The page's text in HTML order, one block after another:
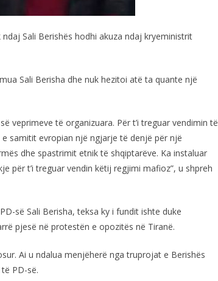
Sali Berishës hodhi akuza ndaj kryeministrit
Sali Berisha dhe nuk hezitoi atë ta quante një
veprimeve të organizuara. Për t’i treguar vendimin të
samitit evropian një ngjarje të denjë për një
dhe spastrimit etnik të shqiptarëve. Ka instaluar
për t’i treguar vendin këtij regjimi mafioz”, u shpreh
së Sali Berisha, teksa ky i fundit ishte duke
pjesë në protestën e opozitës në Tiranë.
Ai u ndalua menjëherë nga truprojat e Berishës
PD-së.